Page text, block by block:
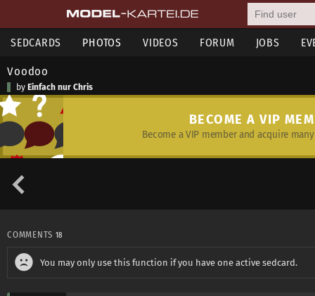
SEDCARDS PHOTOS VIDEOS FORUM JOBS
Voodoo
by Einfach nur Chris
BECOME A VIP
Become a VIP member and acquire
COMMENTS 18
You may only use this function if you have one active sedcard.